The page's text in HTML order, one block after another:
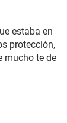
estaba en
protección,
mucho te de